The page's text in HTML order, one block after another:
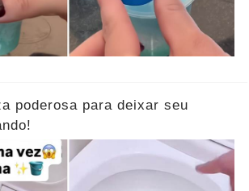
poderosa para deixar seu